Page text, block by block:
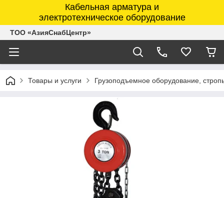
Кабельная арматура и
электротехническое оборудование
ТОО «АзияСнабЦентр»
Товары и услуги Грузоподъемное оборудование,